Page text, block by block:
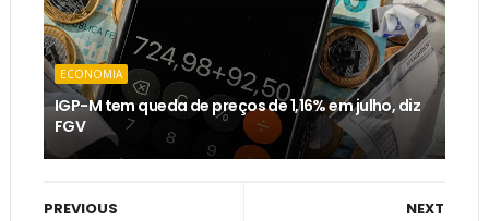
ECONOMIA
IGP-M tem queda de preços de 1,16% em julho, diz
FGV
NEXT
PREVIOUS